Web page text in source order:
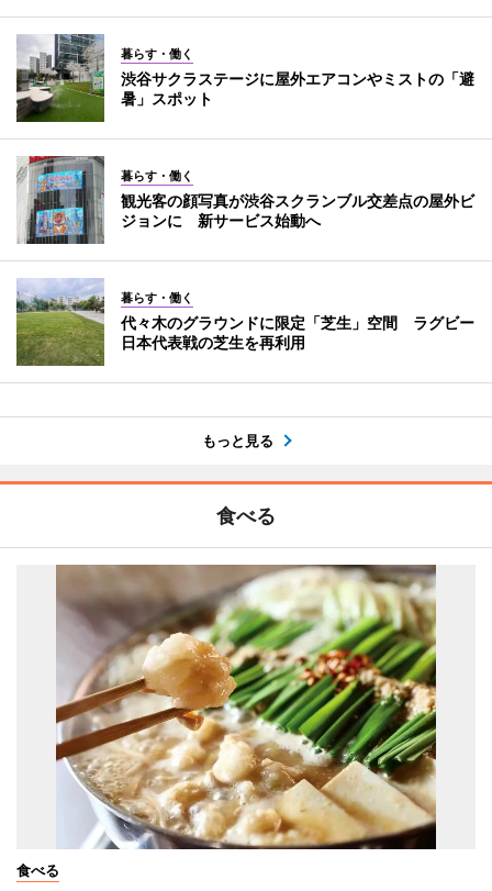
暮らす・働く
渋谷サクラステージに屋外エアコンやミストの「避
暑」スポット
暮らす・働く
観光客の顔写真が渋谷スクランブル交差点の屋外ビ
ジョンに 新サービス始動へ
暮らす・働く
代々木のグラウンドに限定「芝生」空間 ラグビー
日本代表戦の芝生を再利用
もっと見る
食べる
食べる